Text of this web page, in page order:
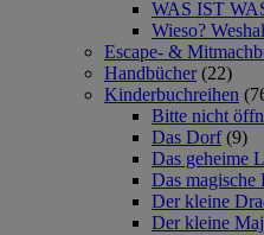
WAS IST
Wieso?
Escape- &
Handbücher (22)
Kinderbuchreihen
Bitte nicht
Das Dorf (9)
Das geheime
Das magische
Der kleine
Der kleine